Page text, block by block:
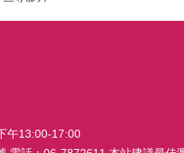
午13:00-17:00